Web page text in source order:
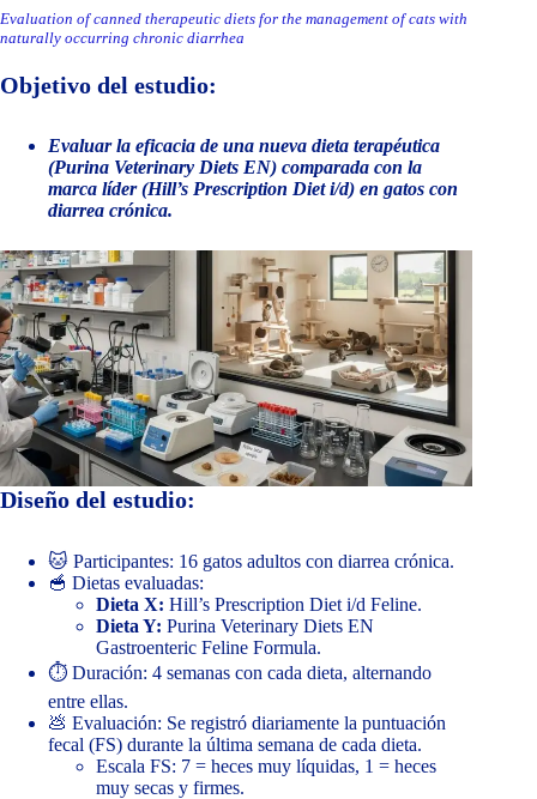
Evaluation of canned therapeutic diets for the management of cats with
naturally occurring chronic diarrhea
Objetivo del estudio:
Evaluar la eficacia de una nueva dieta terapéutica
(Purina Veterinary Diets EN) comparada con la
marca líder (Hill’s Prescription Diet i/d) en gatos con
diarrea crónica.
Diseño del estudio:
🐱 Participantes: 16 gatos adultos con diarrea crónica.
🥣 Dietas evaluadas:
Dieta X: Hill’s Prescription Diet i/d Feline.
Dieta Y: Purina Veterinary Diets EN
Gastroenteric Feline Formula.
⏱ Duración: 4 semanas con cada dieta, alternando
entre ellas.
💩 Evaluación: Se registró diariamente la puntuación
fecal (FS) durante la última semana de cada dieta.
Escala FS: 7 = heces muy líquidas, 1 = heces
muy secas y firmes.